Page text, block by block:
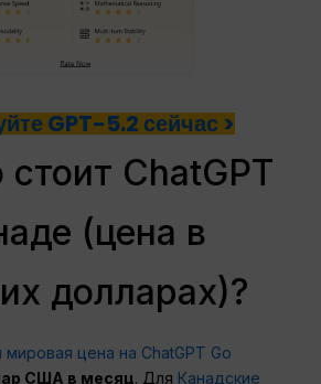
GPT-5.2 сейчас >
ChatGPT
(цена в
долларах)?
цена на ChatGPT Go
США в месяц. Для Канадские